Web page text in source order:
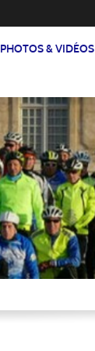
PHOTOS & VIDÉOS